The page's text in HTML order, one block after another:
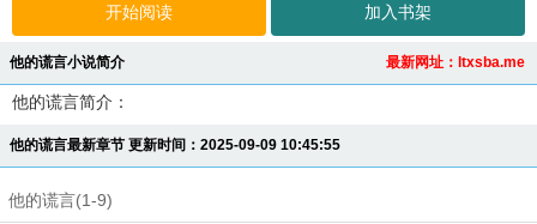
开始阅读 加入书架
最新网址：ltxsba.me
他的谎言小说简介
他的谎言简介：
他的谎言最新章节 更新时间：2025-09-09 10:45:55
他的谎言(1-9)